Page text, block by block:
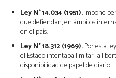
Ley N° 14.034 (1951).Impone
que defiendan, en ámbitos
en el país.
Ley N° 18.312 (1969).Por esta
el Estado intentaba limitar la
disponibilidad de papel de diario.